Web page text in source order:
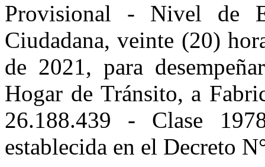
Provisional - Nivel de
Ciudadana, veinte (20)
de 2021, para
Hogar de Tránsito, a
26.188.439 - Clase
establecida en el Decreto